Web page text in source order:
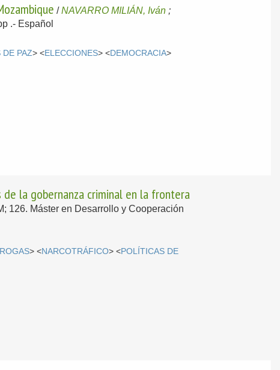
/NAVARRO MILIÁN, Iván ;
.- Español
DE PAZ> <ELECCIONES> <DEMOCRACIA>
la gobernanza criminal en la frontera
126. Máster en Desarrollo y Cooperación
> <NARCOTRÁFICO> <POLÍTICAS DE